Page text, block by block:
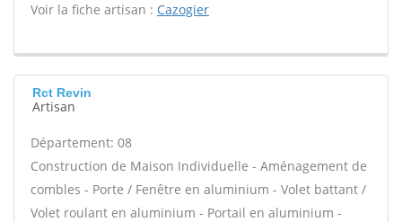
Voir la fiche artisan : Cazogier
Rct Revin
Artisan
Département: 08
Construction de Maison Individuelle - Aménagement de
combles - Porte / Fenêtre en aluminium - Volet battant /
Volet roulant en aluminium - Portail en aluminium -